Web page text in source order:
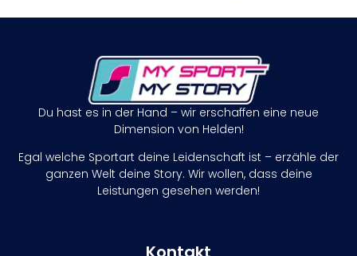
Du hast es in der Hand – wir erschaffen eine neue
Dimension von Helden!
Egal welche Sportart deine Leidenschaft ist – erzähle der
ganzen Welt deine Story. Wir wollen, dass deine
Leistungen gesehen werden!